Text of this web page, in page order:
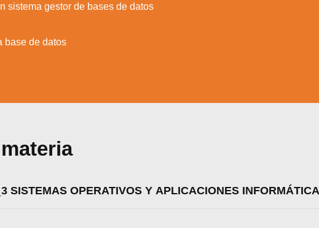
sistema gestor de bases de datos
base de datos
SISTEMAS OPERATIVOS Y APLICACIONES